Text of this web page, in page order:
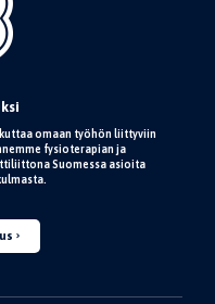
omaan työhön liittyviin
fysioterapian ja
Suomessa asioita